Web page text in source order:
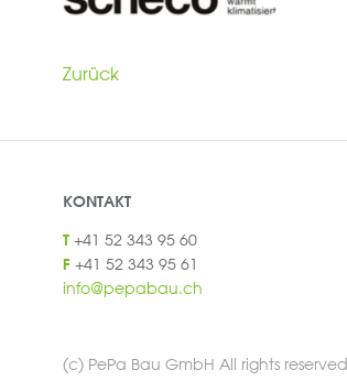
Zurück
KONTAKT
T +41 52 343 95 60
F +41 52 343 95 61
info@pepabau.ch
(c) PePa Bau GmbH All rights reserved